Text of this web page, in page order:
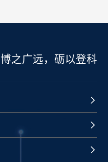
博之广远，砺以登科